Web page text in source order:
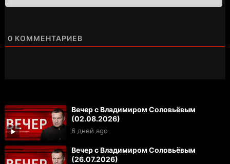
0 КОММЕНТАРИЕВ
Вечер с Владимиром Соловьёвым
(02.08.2026)
6 дней ago
Вечер с Владимиром Соловьёвым
(26.07.2026)